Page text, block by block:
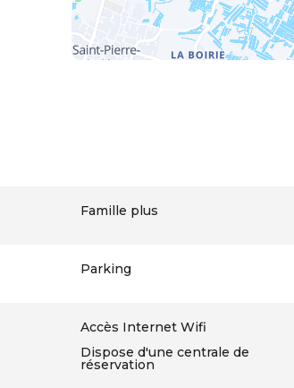
Famille plus
Parking
Accès Internet Wifi
Dispose d'une centrale de
réservation